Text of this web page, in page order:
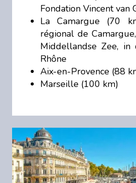
Fondation Vincent van
La Camargue (70
régional de
Middellandse Zee,
Rhône
Aix-en-Provence (88
Marseille (100 km)